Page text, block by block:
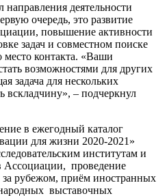
деятельности
очередь, это развитие
повышение активности
задач и совместном поиске
контакта. «Ваши
возможностями для других
задача для нескольких
– подчеркнул
в ежегодный каталог
для жизни 2020-2021»
институтам и
Ассоциации, проведение
рубежом, приём иностранных
выставочных